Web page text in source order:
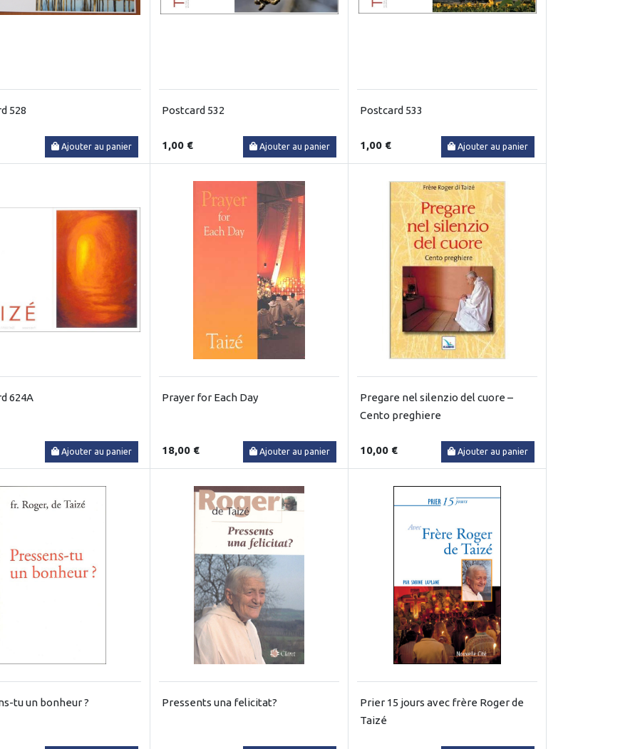
528
Ajouter au panier
Postcard 532
1,00 € Ajouter au panier
Postcard 533
1,00 € Ajouter au panier
624A
Ajouter au panier
Prayer for Each Day
18,00 € Ajouter au panier
Pregare nel silenzio del cuore –
Cento preghiere
10,00 € Ajouter au panier
tu un bonheur ? Pressents una felicitat?
Prier 15 jours avec frère Roger de
Taizé